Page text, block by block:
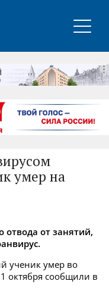
умер на
от занятий,
ученик умер во
октября сообщили в